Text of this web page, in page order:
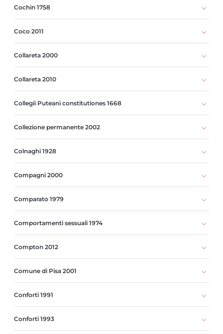
Cochin 1758
Coco 2011
Collareta 2000
Collareta 2010
Collegii Puteani constitutiones 1668
Collezione permanente 2002
Colnaghi 1928
Compagni 2000
Comparato 1979
Comportamenti sessuali 1974
Compton 2012
Comune di Pisa 2001
Conforti 1991
Conforti 1993